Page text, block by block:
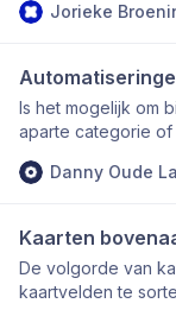
label, resource in
Jorieke
Is het mogelijk om
aparte categorie of
combinatie met
we een bestaande
kopiëren en
activiteit nog
kunnen we sneller
Danny Oude
Kaarten
De volgorde van
kaartvelden te